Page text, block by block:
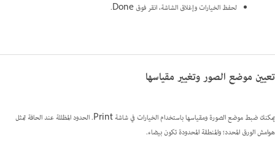
لحفظ الخيارات وإغلاق الشاشة، انقر فوق Done.
تعيين موضع الصور وتغيير مقياسها‬
يمكنك ضبط موضع الصورة ومقياسها باستخدام الخيارات في شاشة Print. الحدود المظللة عند الحافة تمثل
هوامش الورق المحدد؛ والمنطقة المحدودة تكون بيضاء.